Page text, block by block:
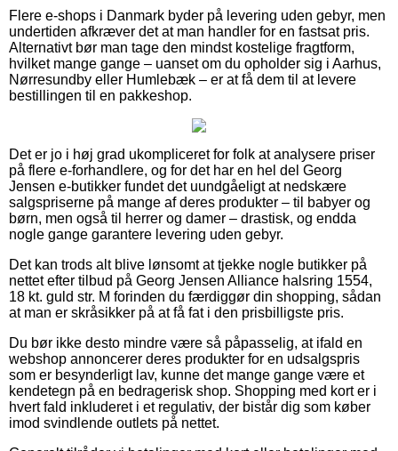
Flere e-shops i Danmark byder på levering uden gebyr, men
undertiden afkræver det at man handler for en fastsat pris.
Alternativt bør man tage den mindst kostelige fragtform,
hvilket mange gange – uanset om du opholder sig i Aarhus,
Nørresundby eller Humlebæk – er at få dem til at levere
bestillingen til en pakkeshop.
Det er jo i høj grad ukompliceret for folk at analysere priser
på flere e-forhandlere, og for det har en hel del Georg
Jensen e-butikker fundet det uundgåeligt at nedskære
salgspriserne på mange af deres produkter – til babyer og
børn, men også til herrer og damer – drastisk, og endda
nogle gange garantere levering uden gebyr.
Det kan trods alt blive lønsomt at tjekke nogle butikker på
nettet efter tilbud på Georg Jensen Alliance halsring 1554,
18 kt. guld str. M forinden du færdiggør din shopping, sådan
at man er skråsikker på at få fat i den prisbilligste pris.
Du bør ikke desto mindre være så påpasselig, at ifald en
webshop annoncerer deres produkter for en udsalgspris
som er besynderligt lav, kunne det mange gange være et
kendetegn på en bedragerisk shop. Shopping med kort er i
hvert fald inkluderet i et regulativ, der bistår dig som køber
imod svindlende outlets på nettet.